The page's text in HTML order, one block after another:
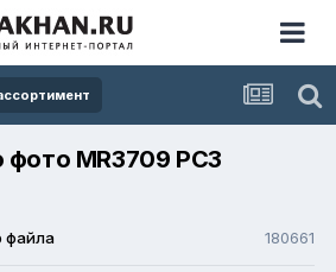
MR3709 PC3
файла 180661